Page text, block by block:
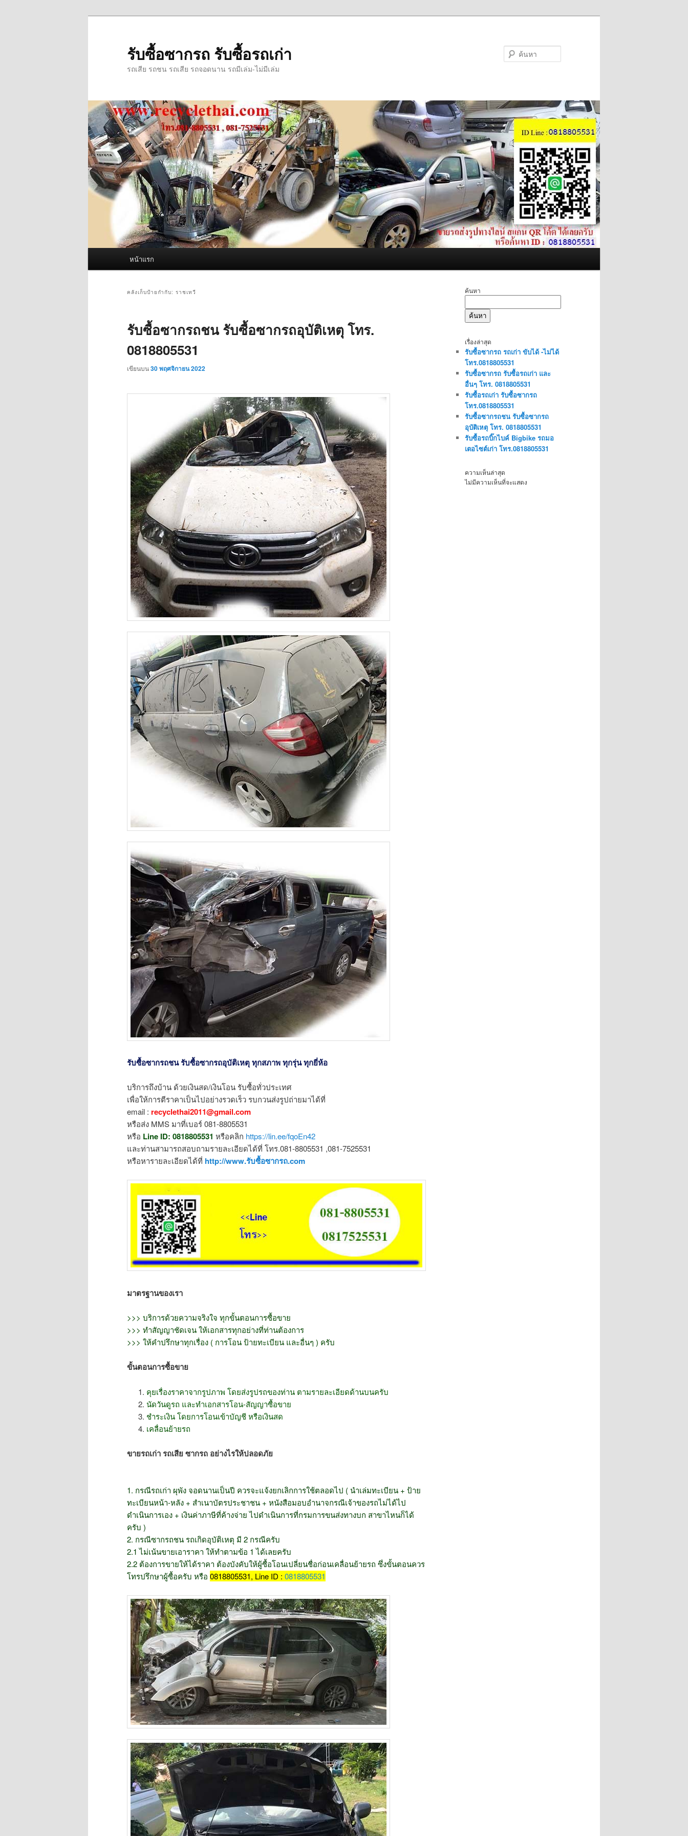
รับซื้อซากรถ รับซื้อรถเก่า
รถเสีย รถชน รถเสีย รถจอดนาน รถมีเล่ม-ไม่มีเล่ม
หน้าแรก
คลังเก็บป้ายกำกับ: ราชเทวี
รับซื้อซากรถชน รับซื้อซากรถอุบัติเหตุ โทร.
0818805531
เขียนบน30 พฤศจิกายน 2022
รับซื้อซากรถชน รับซื้อซากรถอุบัติเหตุ ทุกสภาพ ทุกรุ่น ทุกยี่ห้อ
บริการถึงบ้าน ด้วยเงินสด/เงินโอน รับซื้อทั่วประเทศ
เพื่อให้การตีราคาเป็นไปอย่างรวดเร็ว รบกวนส่งรูปถ่ายมาได้ที่
email : recyclethai2011@gmail.com
หรือส่ง MMS มาที่เบอร์ 081-8805531
หรือ Line ID: 0818805531 หรือคลิก https://lin.ee/fqoEn42
และท่านสามารถสอบถามรายละเอียดได้ที่ โทร.081-8805531 ,081-7525531
หรือหารายละเอียดได้ที่ http://www.รับซื้อซากรถ.com
มาตรฐานของเรา
>>> บริการด้วยความจริงใจ ทุกขั้นตอนการซื้อขาย
>>> ทำสัญญาชัดเจน ให้เอกสารทุกอย่างที่ท่านต้องการ
>>> ให้คำปรึกษาทุกเรื่อง ( การโอน ป้ายทะเบียน และอื่นๆ ) ครับ
ขั้นตอนการซื้อขาย
คุยเรื่องราคาจากรูปภาพ โดยส่งรูปรถของท่าน ตามรายละเอียดด้านบนครับ
นัดวันดูรถ และทำเอกสารโอน-สัญญาซื้อขาย
ชำระเงิน โดยการโอนเข้าบัญชี หรือเงินสด
เคลื่อนย้ายรถ
ขายรถเก่า รถเสีย ซากรถ อย่างไรให้ปลอดภัย
1. กรณีรถเก่า ผุพัง จอดนานเป็นปี ควรจะแจ้งยกเลิกการใช้ตลอดไป ( นำเล่มทะเบียน + ป้าย
ทะเบียนหน้า-หลัง + สำเนาบัตรประชาชน + หนังสือมอบอำนาจกรณีเจ้าของรถไม่ได้ไป
ดำเนินการเอง + เงินค่าภาษีที่ค้างจ่าย ไปดำเนินการที่กรมการขนส่งทางบก สาขาไหนก็ได้
ครับ )
2. กรณีซากรถชน รถเกิดอุบัติเหตุ มี 2 กรณีครับ
2.1 ไม่เน้นขายเอาราคา ให้ทำตามข้อ 1 ได้เลยครับ
2.2 ต้องการขายให้ได้ราคา ต้องบังคับให้ผู้ซื้อโอนเปลี่ยนชื่อก่อนเคลื่อนย้ายรถ ซึ่งขั้นตอนควร
โทรปรึกษาผู้ซื้อครับ หรือ 0818805531, Line ID : 0818805531
ค้นหา
ค้นหา
เรื่องล่าสุด
รับซื้อซากรถ รถเก่า ขับได้ -ไม่ได้
โทร.0818805531
รับซื้อซากรถ รับซื้อรถเก่า และ
อื่นๆ โทร. 0818805531
รับซื้อรถเก่า รับซื้อซากรถ
โทร.0818805531
รับซื้อซากรถชน รับซื้อซากรถ
อุบัติเหตุ โทร. 0818805531
รับซื้อรถบิ๊กไบค์ Bigbike รถมอ
เตอไซต์เก่า โทร.0818805531
ความเห็นล่าสุด
ไม่มีความเห็นที่จะแสดง